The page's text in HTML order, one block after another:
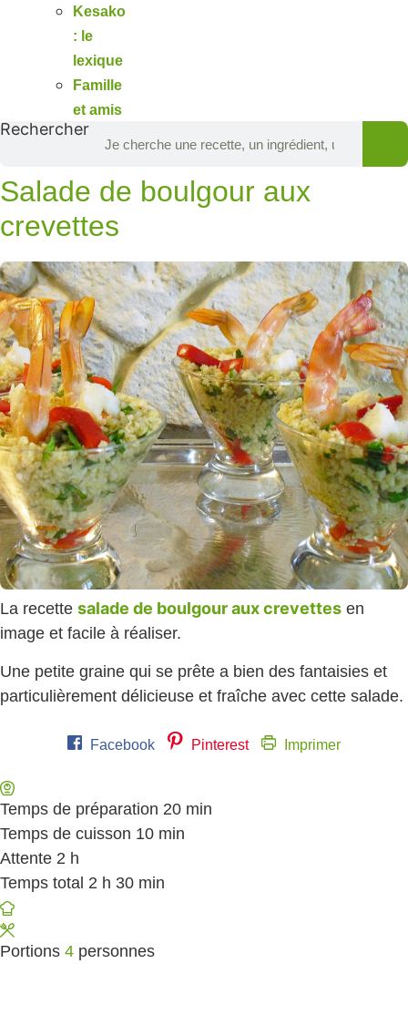
Kesako
: le
lexique
Famille
et amis
Rechercher
Salade de boulgour aux
crevettes
La recette salade de boulgour aux crevettes en
image et facile à réaliser.
Une petite graine qui se prête a bien des fantaisies et
particulièrement délicieuse et fraîche avec cette salade.
Facebook Pinterest Imprimer
Temps de préparation 20 minutes
min
Temps de cuisson 10 minutes
min
Attente 2 heures
h
Temps total 2 heures
h 30 minutes
min
Portions 4 personnes